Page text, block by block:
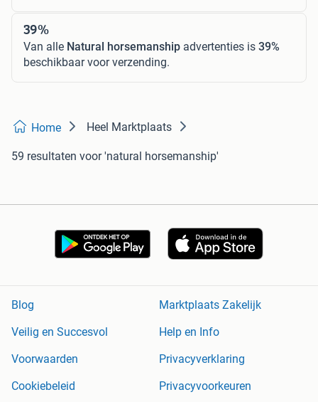
39%
Van alle Natural horsemanship advertenties is 39%
beschikbaar voor verzending.
Home Heel Marktplaats
59 resultaten voor 'natural horsemanship'
Blog
Marktplaats Zakelijk
Veilig en Succesvol
Help en Info
Voorwaarden
Privacyverklaring
Cookiebeleid
Privacyvoorkeuren